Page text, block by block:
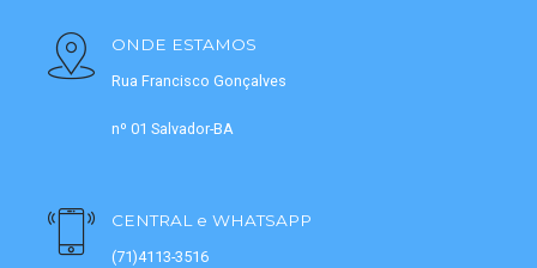
ONDE ESTAMOS
Rua Francisco Gonçalves
nº 01 Salvador-BA
CENTRAL e WHATSAPP
(71)4113-3516